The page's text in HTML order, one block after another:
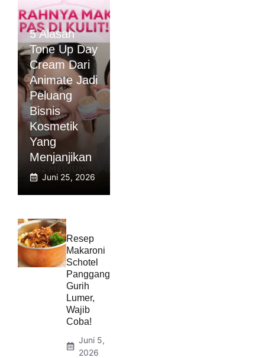
5 Alasan
Tone Up Day
Cream Dari
Animate Jadi
Peluang
Bisnis
Kosmetik
Yang
Menjanjikan
Juni 25, 2026
Resep
Makaroni
Schotel
Panggang
Gurih
Lumer,
Wajib
Coba!
Juni 5,
2026